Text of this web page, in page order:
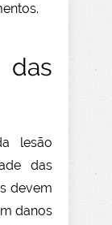
lesão
das
devem
danos